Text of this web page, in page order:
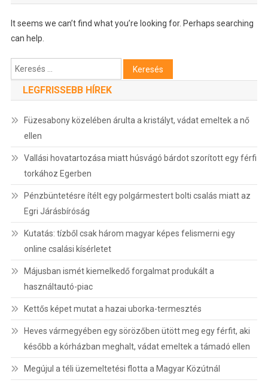
It seems we can’t find what you’re looking for. Perhaps searching
can help.
Keresés:
LEGFRISSEBB HÍREK
Füzesabony közelében árulta a kristályt, vádat emeltek a nő
ellen
Vallási hovatartozása miatt húsvágó bárdot szorított egy férfi
torkához Egerben
Pénzbüntetésre ítélt egy polgármestert bolti csalás miatt az
Egri Járásbíróság
Kutatás: tízből csak három magyar képes felismerni egy
online csalási kísérletet
Májusban ismét kiemelkedő forgalmat produkált a
használtautó-piac
Kettős képet mutat a hazai uborka-termesztés
Heves vármegyében egy sörözőben ütött meg egy férfit, aki
később a kórházban meghalt, vádat emeltek a támadó ellen
Megújul a téli üzemeltetési flotta a Magyar Közútnál